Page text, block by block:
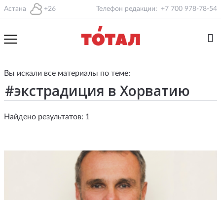
Астана +26 Телефон редакции: +7 700 978-78-54
Вы искали все материалы по теме:
Найдено результатов: 1